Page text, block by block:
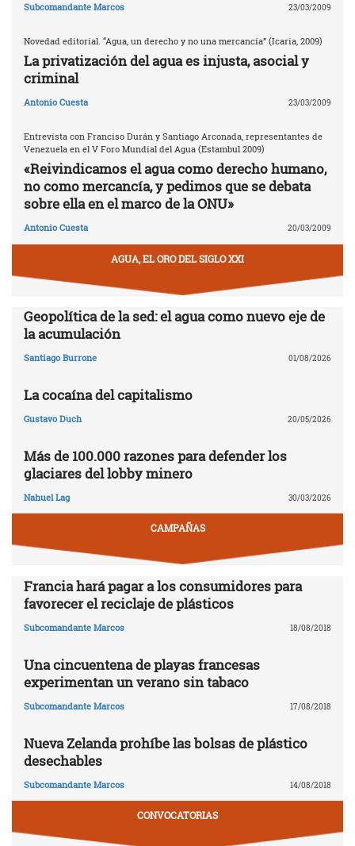
Subcomandante Marcos 23/03/2009
Novedad editorial. “Agua, un derecho y no una mercancía” (Icaria, 2009)
La privatización del agua es injusta, asocial y
criminal
Antonio Cuesta 23/03/2009
Entrevista con Franciso Durán y Santiago Arconada, representantes de
Venezuela en el V Foro Mundial del Agua (Estambul 2009)
«Reivindicamos el agua como derecho humano,
no como mercancía, y pedimos que se debata
sobre ella en el marco de la ONU»
Antonio Cuesta 20/03/2009
AGUA, EL ORO DEL SIGLO XXI
Geopolítica de la sed: el agua como nuevo eje de
la acumulación
Santiago Burrone 01/08/2026
La cocaína del capitalismo
Gustavo Duch 20/05/2026
Más de 100.000 razones para defender los
glaciares del lobby minero
Nahuel Lag 30/03/2026
CAMPAÑAS
Francia hará pagar a los consumidores para
favorecer el reciclaje de plásticos
Subcomandante Marcos 18/08/2018
Una cincuentena de playas francesas
experimentan un verano sin tabaco
Subcomandante Marcos 17/08/2018
Nueva Zelanda prohíbe las bolsas de plástico
desechables
Subcomandante Marcos 14/08/2018
CONVOCATORIAS